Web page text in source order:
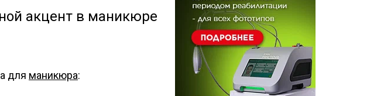
акцент в маникюре
для маникюра: